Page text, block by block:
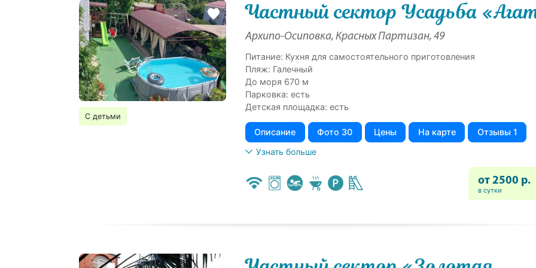
С детьми
Частный сектор Усадьба
Архипо-Осиповка, Красных Партизан, 49
Питание: Кухня для самостоятельного приготовления
Пляж: Галечный
До моря 670 м
Парковка: есть
Детская площадка: есть
Описание Фото 30 Цены На карте
Отзывы 1
Узнать больше
от 2500 р.
в сутки